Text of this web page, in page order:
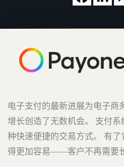
电子支付的最新进展为电子商
增长创造了无数机会。 支付
种快速便捷的交易方式。 有
得更加容易——客户不再需要